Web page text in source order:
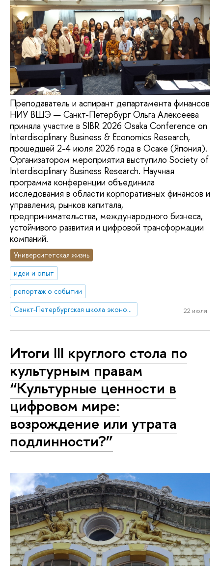
Преподаватель и аспирант департамента финансов
НИУ ВШЭ — Санкт-Петербург Ольга Алексеева
приняла участие в SIBR 2026 Osaka Conference on
Interdisciplinary Business & Economics Research,
прошедшей 2-4 июля 2026 года в Осаке (Япония).
Организатором мероприятия выступило Society of
Interdisciplinary Business Research. Научная
программа конференции объединила
исследования в области корпоративных финансов и
управления, рынков капитала,
предпринимательства, международного бизнеса,
устойчивого развития и цифровой трансформации
компаний.
Университетская жизнь
идеи и опыт
репортаж о событии
Санкт-Петербургская школа экономики и менеджмента
22 июля
Итоги III круглого стола по
культурным правам
“Культурные ценности в
цифровом мире:
возрождение или утрата
подлинности?”